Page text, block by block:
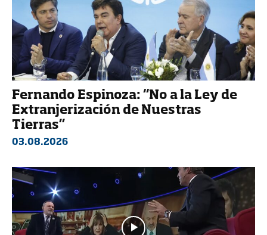
Fernando Espinoza: “No a la Ley de
Extranjerización de Nuestras
Tierras”
03.08.2026